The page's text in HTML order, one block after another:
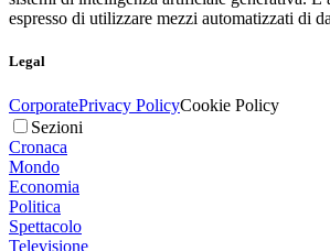
espresso di utilizzare mezzi automatizzati di
Legal
CorporatePrivacy PolicyCookie Policy
Sezioni
Cronaca
Mondo
Economia
Politica
Spettacolo
Televisione